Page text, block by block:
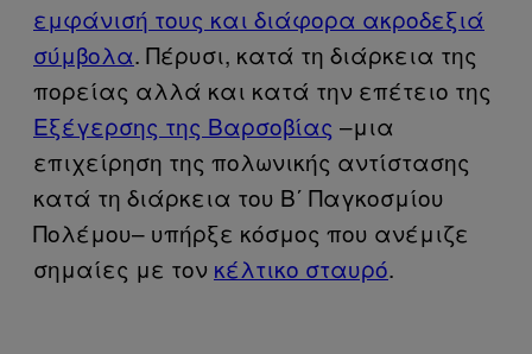
εμφάνισή τους και διάφορα ακροδεξιά
σύμβολα. Πέρυσι, κατά τη διάρκεια της
πορείας αλλά και κατά την επέτειο της
Εξέγερσης της Βαρσοβίας –μια
επιχείρηση της πολωνικής αντίστασης
κατά τη διάρκεια του Β΄ Παγκοσμίου
Πολέμου– υπήρξε κόσμος που ανέμιζε
σημαίες με τον κέλτικο σταυρό.